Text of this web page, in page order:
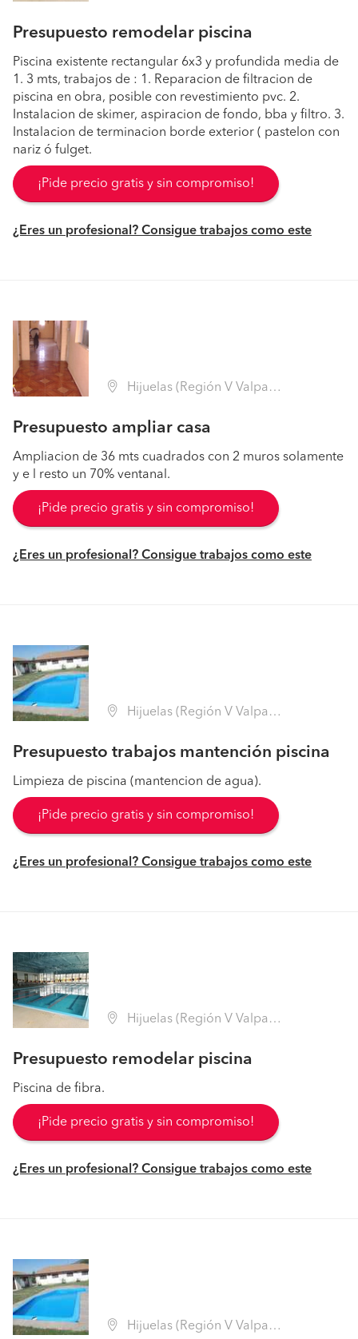
Presupuesto remodelar piscina
Piscina existente rectangular 6x3 y profundida media de
1. 3 mts, trabajos de : 1. Reparacion de filtracion de
piscina en obra, posible con revestimiento pvc. 2.
Instalacion de skimer, aspiracion de fondo, bba y filtro. 3.
Instalacion de terminacion borde exterior ( pastelon con
nariz ó fulget.
¡Pide precio gratis y sin compromiso!
¿Eres un profesional? Consigue trabajos como este
Hijuelas (Región V Valparaíso - Quillota)
Presupuesto ampliar casa
Ampliacion de 36 mts cuadrados con 2 muros solamente
y e l resto un 70% ventanal.
¡Pide precio gratis y sin compromiso!
¿Eres un profesional? Consigue trabajos como este
Hijuelas (Región V Valparaíso - Quillota)
Presupuesto trabajos mantención piscina
Limpieza de piscina (mantencion de agua).
¡Pide precio gratis y sin compromiso!
¿Eres un profesional? Consigue trabajos como este
Hijuelas (Región V Valparaíso - Quillota)
Presupuesto remodelar piscina
Piscina de fibra.
¡Pide precio gratis y sin compromiso!
¿Eres un profesional? Consigue trabajos como este
Hijuelas (Región V Valparaíso - Quillota)